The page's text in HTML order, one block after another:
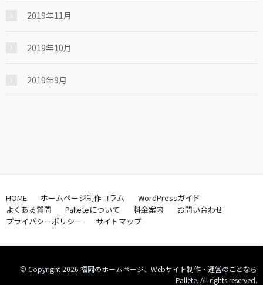
2019年11月
2019年10月
2019年9月
HOME ホームページ制作コラム
WordPressガイド
よくある質問
Palleteについて 料金案内
お問い合わせ
プライバシーポリシー
サイトマップ
© Copyright 2026 福岡のホームページ、Webサイト制作・運営のことなら
Pallete. All rights reserved.